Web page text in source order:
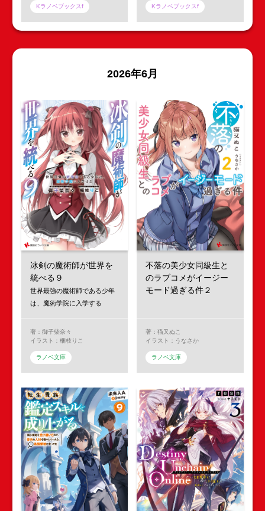
Kラノベブックスf Kラノベブックスf
2026年6月
冰剣の魔術師が世界を
統べる９
世界最強の魔術師である少年
は、魔術学院に入学する
著：御子柴奈々
イラスト：梱枝りこ
ラノベ文庫
不落の美少女同級生と
のラブコメがイージー
モード過ぎる件２
著：猫又ぬこ
イラスト：うなさか
ラノベ文庫